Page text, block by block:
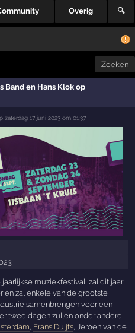
Overig 🔍
Zoeken
Band en Hans Klok op
zaterdag 17 juni 2023 om 01:37
muziekfestival, zal dit jaar
en zal enkele van de grootste
samenbrengen voor een
twee dagen zullen onder andere
, Frans Duijts, Jeroen van de